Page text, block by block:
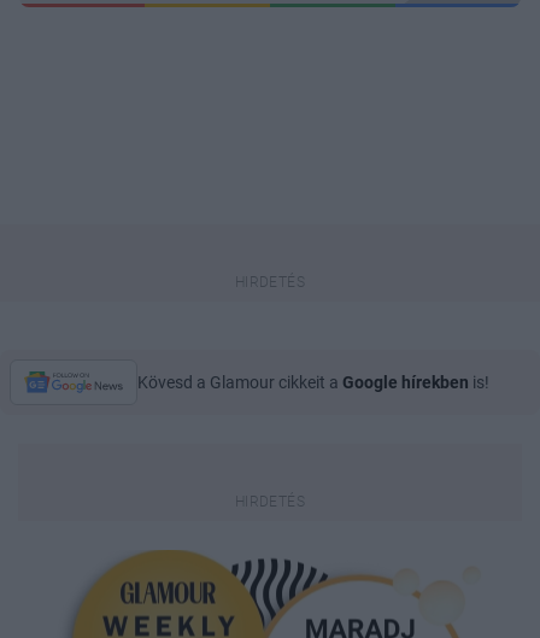
Kövesd a Glamour cikkeit a Google hírekben is!